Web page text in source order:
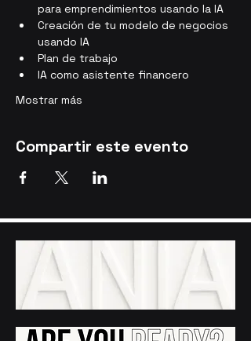
para emprendimientos usando la IA
Creación de tu modelo de negocios
usando IA
Plan de trabajo
IA como asistente financero
Mostrar más
Compartir este evento